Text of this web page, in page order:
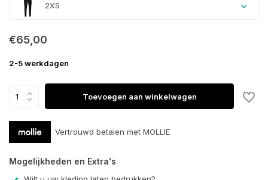
2XS
€65,00
2-5 werkdagen
Toevoegen aan winkelwagen
Vertrouwd betalen met MOLLIE
Mogelijkheden en Extra's